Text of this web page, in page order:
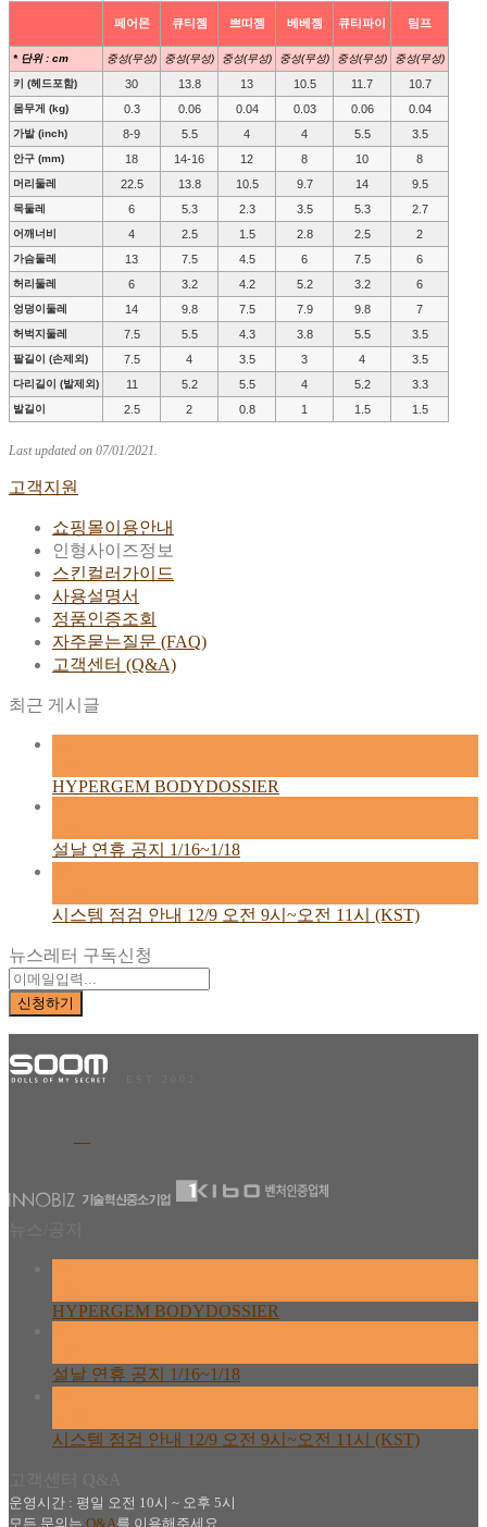
페어몬 큐티젬 쁘띠젬 베베젬 큐티파이 팀프
* 단위 : cm 중성(무성) 중성(무성) 중성(무성) 중성(무성) 중성(무성) 중성(무성)
키 (헤드포함) 30 13.8 13 10.5 11.7 10.7
몸무게 (kg) 0.3 0.06 0.04 0.03 0.06 0.04
가발 (inch) 8-9 5.5 4 4 5.5 3.5
안구 (mm) 18 14-16 12 8 10 8
머리둘레 22.5 13.8 10.5 9.7 14 9.5
목둘레 6 5.3 2.3 3.5 5.3 2.7
어깨너비 4 2.5 1.5 2.8 2.5 2
가슴둘레 13 7.5 4.5 6 7.5 6
허리둘레 6 3.2 4.2 5.2 3.2 6
엉덩이둘레 14 9.8 7.5 7.9 9.8 7
허벅지둘레 7.5 5.5 4.3 3.8 5.5 3.5
팔길이 (손제외) 7.5 4 3.5 3 4 3.5
다리길이 (발제외) 11 5.2 5.5 4 5.2 3.3
발길이 2.5 2 0.8 1 1.5 1.5
Last updated on 07/01/2021.
고객지원
쇼핑몰이용안내
인형사이즈정보
스킨컬러가이드
사용설명서
정품인증조회
자주묻는질문 (FAQ)
고객센터 (Q&A)
최근 게시글
HYPERGEM BODYDOSSIER
설날 연휴 공지 1/16~1/18
시스템 점검 안내 12/9 오전 9시~오전 11시 (KST)
뉴스레터 구독신청
HYPERGEM BODYDOSSIER
설날 연휴 공지 1/16~1/18
시스템 점검 안내 12/9 오전 9시~오전 11시 (KST)
운영시간 : 평일 오전 10시 ~ 오후 5시
모든 문의는 Q&A를 이용해주세요